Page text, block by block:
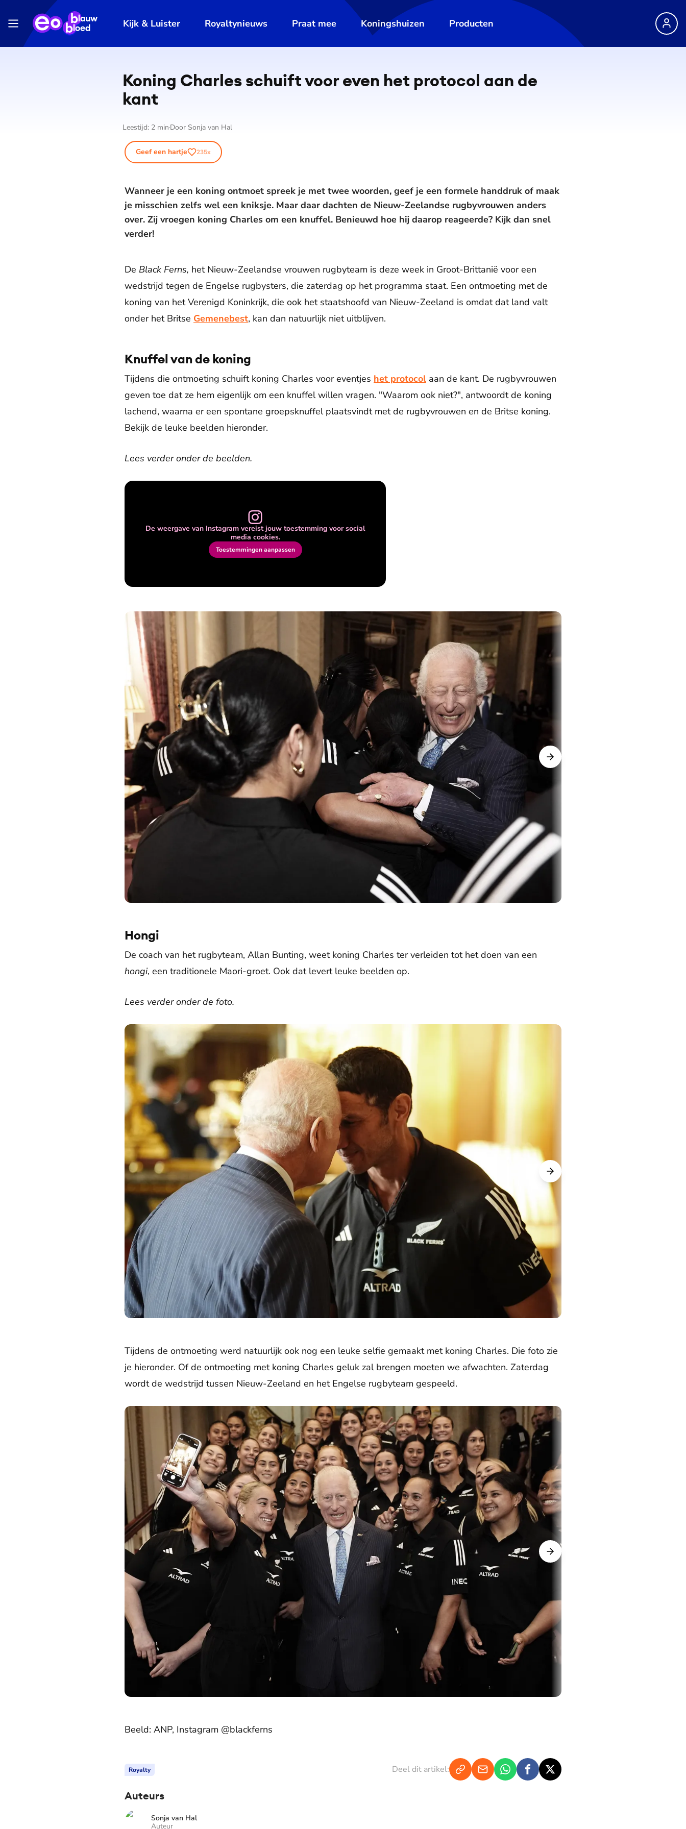
Kijk & Luister Royaltynieuws Praat mee Koningshuizen Producten
Koning Charles schuift voor even het protocol aan de
kant
Leestijd: 2 min Door Sonja van Hal
Geef een hartje 235x
Wanneer je een koning ontmoet spreek je met twee woorden, geef je een formele handdruk of maak
je misschien zelfs wel een kniksje. Maar daar dachten de Nieuw-Zeelandse rugbyvrouwen anders
over. Zij vroegen koning Charles om een knuffel. Benieuwd hoe hij daarop reageerde? Kijk dan snel
verder!
De Black Ferns, het Nieuw-Zeelandse vrouwen rugbyteam is deze week in Groot-Brittanië voor een
wedstrijd tegen de Engelse rugbysters, die zaterdag op het programma staat. Een ontmoeting met de
koning van het Verenigd Koninkrijk, die ook het staatshoofd van Nieuw-Zeeland is omdat dat land valt
onder het Britse Gemenebest, kan dan natuurlijk niet uitblijven.
Knuffel van de koning
Tijdens die ontmoeting schuift koning Charles voor eventjes het protocol aan de kant. De rugbyvrouwen
geven toe dat ze hem eigenlijk om een knuffel willen vragen. "Waarom ook niet?", antwoordt de koning
lachend, waarna er een spontane groepsknuffel plaatsvindt met de rugbyvrouwen en de Britse koning.
Bekijk de leuke beelden hieronder.
Lees verder onder de beelden.
De weergave van Instagram vereist jouw toestemming voor social
media cookies.
Toestemmingen aanpassen
Hongi
De coach van het rugbyteam, Allan Bunting, weet koning Charles ter verleiden tot het doen van een
hongi, een traditionele Maori-groet. Ook dat levert leuke beelden op.
Lees verder onder de foto.
Tijdens de ontmoeting werd natuurlijk ook nog een leuke selfie gemaakt met koning Charles. Die foto zie
je hieronder. Of de ontmoeting met koning Charles geluk zal brengen moeten we afwachten. Zaterdag
wordt de wedstrijd tussen Nieuw-Zeeland en het Engelse rugbyteam gespeeld.
Beeld: ANP, Instagram @blackferns
Royalty Deel dit artikel:
Auteurs
Sonja van Hal
Auteur